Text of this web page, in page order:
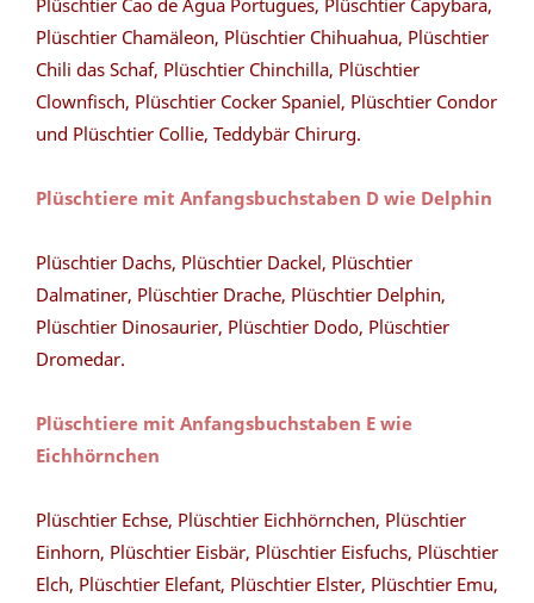
Plüschtier Cao de Agua Portugues, Plüschtier Capybara,
Plüschtier Chamäleon, Plüschtier Chihuahua, Plüschtier
Chili das Schaf, Plüschtier Chinchilla, Plüschtier
Clownfisch, Plüschtier Cocker Spaniel, Plüschtier Condor
und Plüschtier Collie, Teddybär Chirurg.
Plüschtiere mit Anfangsbuchstaben D wie Delphin
Plüschtier Dachs, Plüschtier Dackel, Plüschtier
Dalmatiner, Plüschtier Drache, Plüschtier Delphin,
Plüschtier Dinosaurier, Plüschtier Dodo, Plüschtier
Dromedar.
Plüschtiere mit Anfangsbuchstaben E wie
Eichhörnchen
Plüschtier Echse, Plüschtier Eichhörnchen, Plüschtier
Einhorn, Plüschtier Eisbär, Plüschtier Eisfuchs, Plüschtier
Elch, Plüschtier Elefant, Plüschtier Elster, Plüschtier Emu,